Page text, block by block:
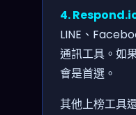
4.
LINE、
通訊工具。如
會是首選。
其他上榜工具